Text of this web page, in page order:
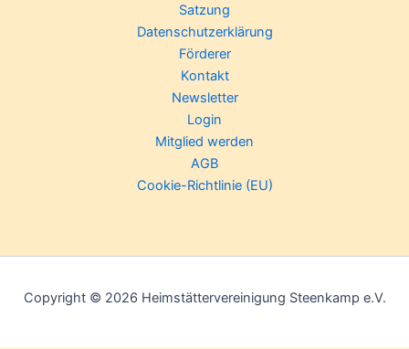
Satzung
Datenschutzerklärung
Förderer
Kontakt
Newsletter
Login
Mitglied werden
AGB
Cookie-Richtlinie (EU)
Copyright © 2026 Heimstättervereinigung Steenkamp e.V.